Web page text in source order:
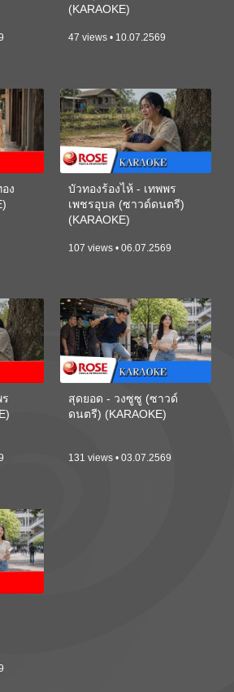
(KARAOKE)
47 views • 10.07.2569
ง
บัวทองร้องไห้ - เทพพร
เพชรอุบล (ซาวด์ดนตรี)
(KARAOKE)
107 views • 06.07.2569
สุดยอด - วงซูซู (ซาวด์
ดนตรี) (KARAOKE)
131 views • 03.07.2569